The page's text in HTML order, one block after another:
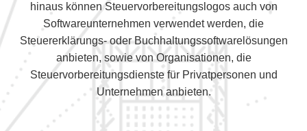
hinaus können Steuervorbereitungslogos auch von
Softwareunternehmen verwendet werden, die
Steuererklärungs- oder Buchhaltungssoftwarelösungen
anbieten, sowie von Organisationen, die
Steuervorbereitungsdienste für Privatpersonen und
Unternehmen anbieten.